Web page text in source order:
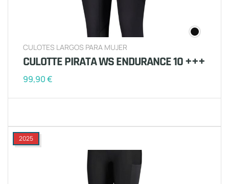
CULOTES LARGOS PARA MUJER
CULOTTE PIRATA WS ENDURANCE 10 +++
99,90€
2025